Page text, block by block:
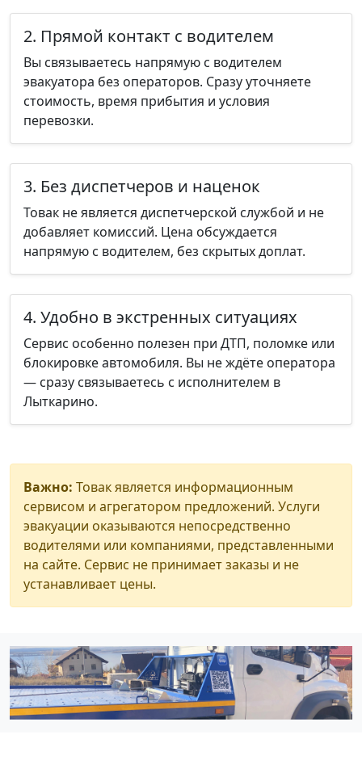
2. Прямой контакт с водителем
Вы связываетесь напрямую с водителем
эвакуатора без операторов. Сразу уточняете
стоимость, время прибытия и условия
перевозки.
3. Без диспетчеров и наценок
Товак не является диспетчерской службой и не
добавляет комиссий. Цена обсуждается
напрямую с водителем, без скрытых доплат.
4. Удобно в экстренных ситуациях
Сервис особенно полезен при ДТП, поломке или
блокировке автомобиля. Вы не ждёте оператора
— сразу связываетесь с исполнителем в
Лыткарино.
Важно: Товак является информационным
сервисом и агрегатором предложений. Услуги
эвакуации оказываются непосредственно
водителями или компаниями, представленными
на сайте. Сервис не принимает заказы и не
устанавливает цены.